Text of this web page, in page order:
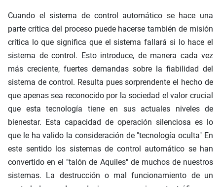
Cuando el sistema de control automático se hace una
parte crítica del proceso puede hacerse también de misión
crítica lo que significa que el sistema fallará si lo hace el
sistema de control. Esto introduce, de manera cada vez
más creciente, fuertes demandas sobre la fiabilidad del
sistema de control. Resulta pues sorprendente el hecho de
que apenas sea reconocido por la sociedad el valor crucial
que esta tecnología tiene en sus actuales niveles de
bienestar. Esta capacidad de operación silenciosa es lo
que le ha valido la consideración de "tecnología oculta" En
este sentido los sistemas de control automático se han
convertido en el "talón de Aquiles" de muchos de nuestros
sistemas. La destrucción o mal funcionamiento de un